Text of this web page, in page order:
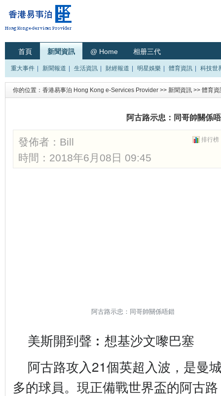
首頁 新聞資訊 @ Home 相册三代
重大事件 新聞報道 生活資訊 財經報道 明星娛樂 體育資訊 科技世
你的位置： 香港易事泊 Hong Kong e-Services Provider >> 新聞資訊 >> 體育資
阿古路示忠：同哥帥關係
排行榜
發佈者： Bill
時間：2018年6月08日 09:45
阿古路示忠：同哥帥關係唔錯
更多
美斯開到聲︰想基沙文嚟巴塞
阿古路攻入21個英超入波，是曼
多的球員。現正備戰世界盃的阿古